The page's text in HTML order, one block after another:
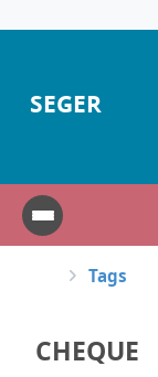
SEGER
Tags
CHEQUE